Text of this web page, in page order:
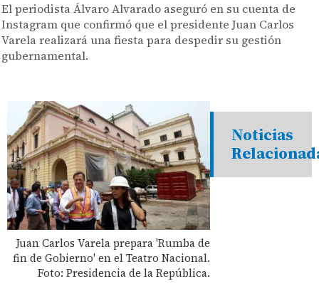
El periodista Álvaro Alvarado aseguró en su cuenta de
Instagram que confirmó que el presidente Juan Carlos
Varela realizará una fiesta para despedir su gestión
gubernamental.
Juan Carlos Varela prepara 'Rumba de
fin de Gobierno' en el Teatro Nacional.
Foto: Presidencia de la República.
Noticias